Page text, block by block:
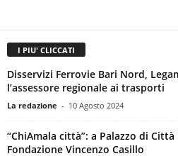
I PIU' CLICCATI
Disservizi Ferrovie Bari Nord,
l’assessore regionale ai trasporti
La redazione - 10 Agosto 2024
“ChiAmala città”: a Palazzo di
Fondazione Vincenzo Casillo